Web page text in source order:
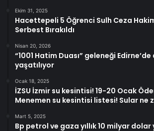
Ekim 31, 2025
Hacettepeli 5 Öğrenci Sulh Ceza
Serbest Bırakıldı
Nisan 20, 2026
“1001 Hatim Duası” geleneği Edirne’de
yaşatılıyor
Ocak 18, 2025
İZSU İzmir su kesintisi! 19-20 Ocak
Menemen su kesintisi listesi! Sular ne
Mart 5, 2025
Bp petrol ve gaza yıllık 10 milyar